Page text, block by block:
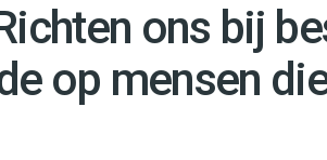
ons bij
op mensen